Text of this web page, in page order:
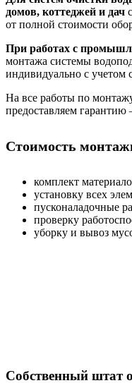
домов, коттеджей и дач
от полной стоимости
При работах с
монтажа системы
индивидуально с учетом
На все работы по
предоставляем
Стоимость
комплект
установку всех
пусконаладочные
проверку
уборку и вывоз
Собственный штат